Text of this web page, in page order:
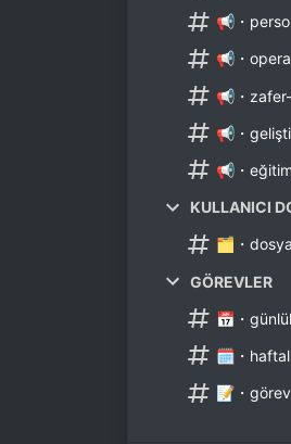
📢・
📢・
📢・
📢・
📢・
KULLANICI
🗂・
GÖREVLER
📅・
🗓・
📝・